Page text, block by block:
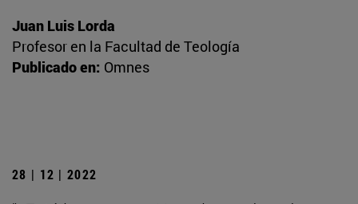
Juan Luis Lorda
Profesor en la Facultad de Teología
Publicado en: Omnes
28 | 12 | 2022